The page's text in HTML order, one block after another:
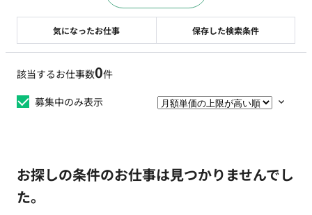
該当するお仕事数0件
募集中のみ表示
お探しの条件のお仕事は見つかりませんでし
た。
気になったお仕事 保存した検索条件